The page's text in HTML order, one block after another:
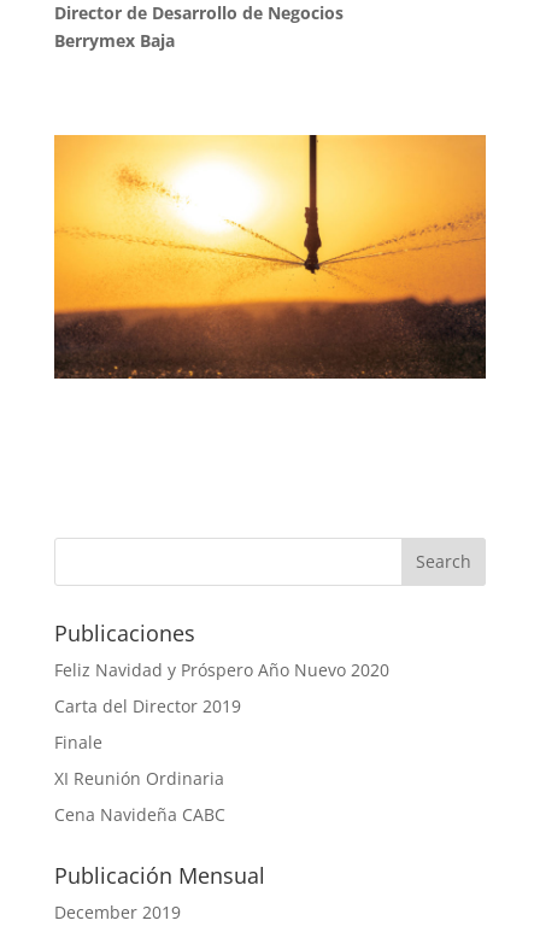
Director de Desarrollo de Negocios
Berrymex Baja
Publicaciones
Feliz Navidad y Próspero Año Nuevo 2020
Carta del Director 2019
Finale
XI Reunión Ordinaria
Cena Navideña CABC
Publicación Mensual
December 2019